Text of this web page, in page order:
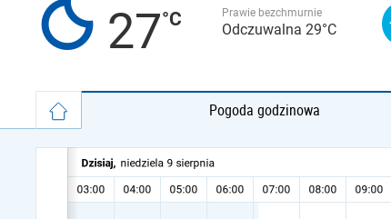
27 Prawie bezchmurnie
Odczuwalna 29°C
Pogoda godzinowa